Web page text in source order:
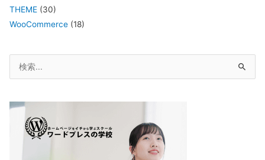
THEME (30)
WooCommerce (18)
象: